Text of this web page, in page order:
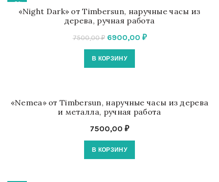
-8%
«Night Dark» от Timbersun, наручные часы из
дерева, ручная работа
7500,00₽ Первоначальная
цена
составляла
6900,00 ₽Текущая
В КОРЗИНУ
«Nemea» от Timbersun, наручные часы из дерева
и металла, ручная работа
7500,00 ₽
В КОРЗИНУ